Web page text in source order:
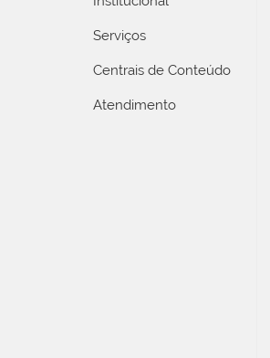
Serviços
Centrais de Conteúdo
Atendimento